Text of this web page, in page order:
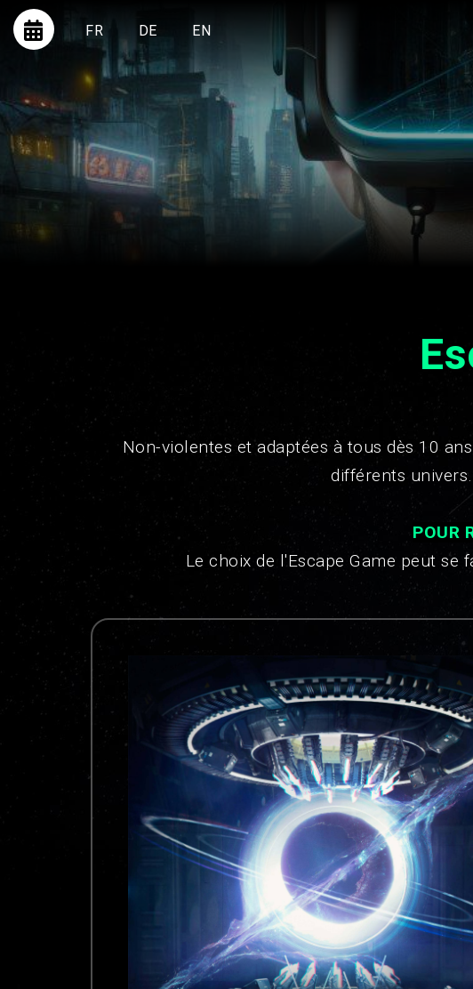
FR DE EN
Non-violentes et adaptées à tous dès 10
différents
POUR
Le choix de l'Escape Game peut